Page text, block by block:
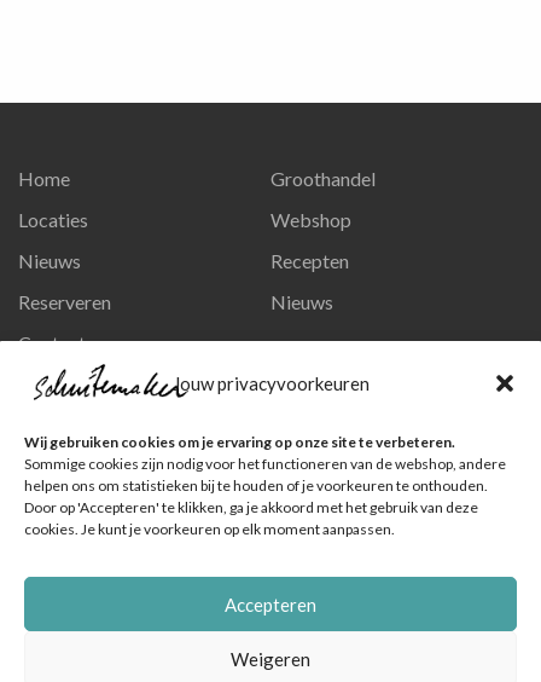
Jouw privacyvoorkeuren
Wij gebruiken cookies om je ervaring op onze site te verbeteren.
Sommige cookies zijn nodig voor het functioneren van de webshop, andere
helpen ons om statistieken bij te houden of je voorkeuren te onthouden.
Door op 'Accepteren' te klikken, ga je akkoord met het gebruik van deze
cookies. Je kunt je voorkeuren op elk moment aanpassen.
Accepteren
Weigeren
Home
Locaties
Nieuws
Reserveren
Contact
Privacy en persoonsgegevens
Groothandel
Webshop
Recepten
Nieuws
Ga naar onze pagina
Volg ons op Instagram
Ga naar onze pagina